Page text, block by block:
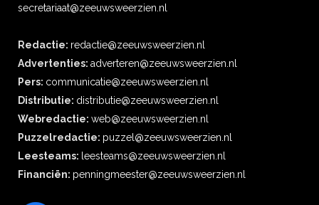
secretariaat@zeeuwsweerzien.nl
Redactie: redactie@zeeuwsweerzien.nl
Advertenties: adverteren@zeeuwsweerzien.nl
Pers: communicatie@zeeuwsweerzien.nl
Distributie: distributie@zeeuwsweerzien.nl
Webredactie: web@zeeuwsweerzien.nl
Puzzelredactie: puzzel@zeeuwsweerzien.nl
Leesteams: leesteams@zeeuwsweerzien.nl
Financiën: penningmeester@zeeuwsweerzien.nl